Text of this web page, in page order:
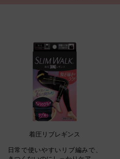
着圧リブレギンス
日常で使いやすいリブ編みで、